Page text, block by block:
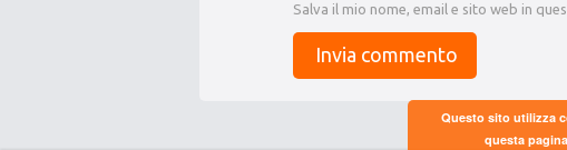
Salva il mio nome, email e sito web in
Questo sito utilizza
questa